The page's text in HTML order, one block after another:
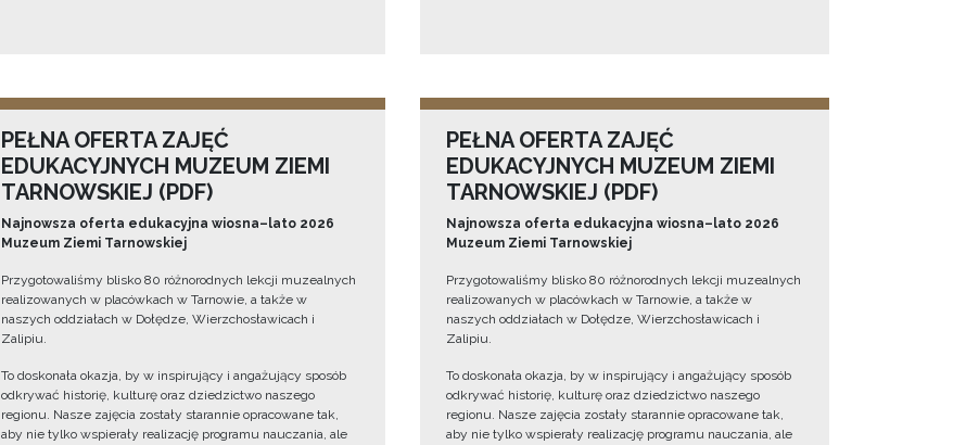
PEŁNA OFERTA ZAJĘĆ
EDUKACYJNYCH MUZEUM ZIEMI
TARNOWSKIEJ (PDF)
Najnowsza oferta edukacyjna wiosna–lato 2026
Muzeum Ziemi Tarnowskiej
Przygotowaliśmy blisko 80 różnorodnych lekcji muzealnych
realizowanych w placówkach w Tarnowie, a także w
naszych oddziałach w Dołędze, Wierzchosławicach i
Zalipiu.
To doskonała okazja, by w inspirujący i angażujący sposób
odkrywać historię, kulturę oraz dziedzictwo naszego
regionu. Nasze zajęcia zostały starannie opracowane tak,
aby nie tylko wspierały realizację programu nauczania, ale
PEŁNA OFERTA ZAJĘĆ
EDUKACYJNYCH MUZEUM ZIEMI
TARNOWSKIEJ (PDF)
Najnowsza oferta edukacyjna wiosna–lato 2026
Muzeum Ziemi Tarnowskiej
Przygotowaliśmy blisko 80 różnorodnych lekcji muzealnych
realizowanych w placówkach w Tarnowie, a także w
naszych oddziałach w Dołędze, Wierzchosławicach i
Zalipiu.
To doskonała okazja, by w inspirujący i angażujący sposób
odkrywać historię, kulturę oraz dziedzictwo naszego
regionu. Nasze zajęcia zostały starannie opracowane tak,
aby nie tylko wspierały realizację programu nauczania, ale